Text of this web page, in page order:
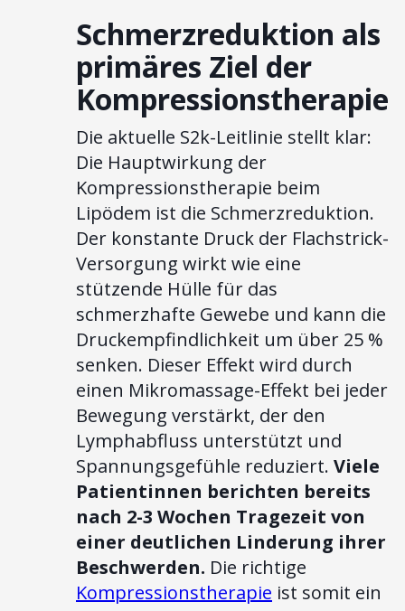
Schmerzreduktion als
primäres Ziel der
Kompressionstherapie
Die aktuelle S2k-Leitlinie stellt klar:
Die Hauptwirkung der
Kompressionstherapie beim
Lipödem ist die Schmerzreduktion.
Der konstante Druck der Flachstrick-
Versorgung wirkt wie eine
stützende Hülle für das
schmerzhafte Gewebe und kann die
Druckempfindlichkeit um über 25 %
senken. Dieser Effekt wird durch
einen Mikromassage-Effekt bei jeder
Bewegung verstärkt, der den
Lymphabfluss unterstützt und
Spannungsgefühle reduziert. Viele
Patientinnen berichten bereits
nach 2-3 Wochen Tragezeit von
einer deutlichen Linderung ihrer
Beschwerden. Die richtige
Kompressionstherapie ist somit ein